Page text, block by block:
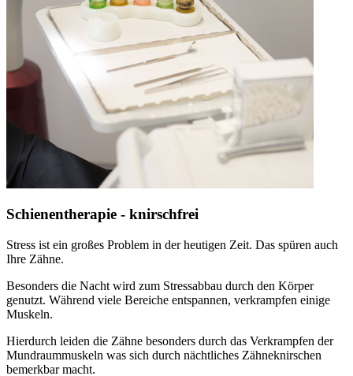
Schienentherapie - knirschfrei
Stress ist ein großes Problem in der heutigen Zeit. Das spüren auch
Ihre Zähne.
Besonders die Nacht wird zum Stressabbau durch den Körper
genutzt. Während viele Bereiche entspannen, verkrampfen einige
Muskeln.
Hierdurch leiden die Zähne besonders durch das Verkrampfen der
Mundraummuskeln was sich durch nächtliches Zähneknirschen
bemerkbar macht.